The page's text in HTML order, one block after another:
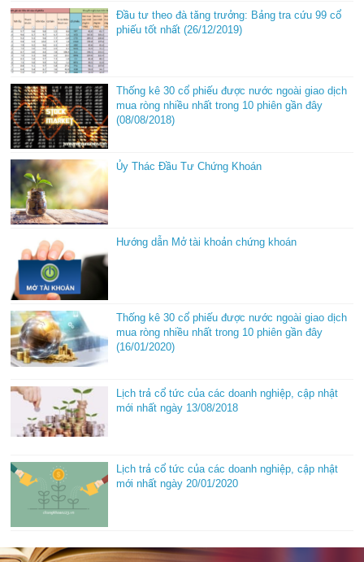
Đầu tư theo đà tăng trưởng: Bảng tra cứu 99 cổ
phiếu tốt nhất (26/12/2019)
Thống kê 30 cổ phiếu được nước ngoài giao dịch
mua ròng nhiều nhất trong 10 phiên gần đây
(08/08/2018)
Ủy Thác Đầu Tư Chứng Khoán
Hướng dẫn Mở tài khoản chứng khoán
Thống kê 30 cổ phiếu được nước ngoài giao dịch
mua ròng nhiều nhất trong 10 phiên gần đây
(16/01/2020)
Lịch trả cổ tức của các doanh nghiệp, cập nhật
mới nhất ngày 13/08/2018
Lịch trả cổ tức của các doanh nghiệp, cập nhật
mới nhất ngày 20/01/2020